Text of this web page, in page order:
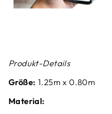
Produkt-Details
Größe: 1.25m x 0.80m
Material: